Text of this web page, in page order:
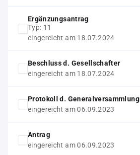
Ergänzungsantrag
Typ: 11
eingereicht am 18.07.2024
Beschluss d. Gesellschafter
eingereicht am 18.07.2024
Protokoll d. Generalversammlung
eingereicht am 06.09.2023
Antrag
eingereicht am 06.09.2023